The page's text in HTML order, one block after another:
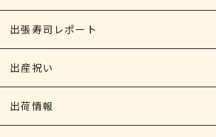
出張寿司レポート
出産祝い
出荷情報